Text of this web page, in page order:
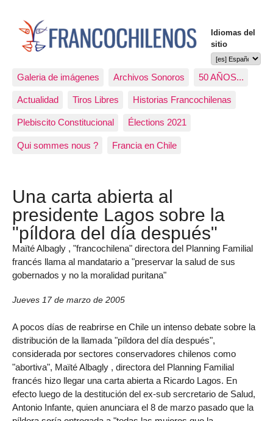
Idiomas del
sitio
Galeria de imágenes Archivos Sonoros 50 AÑOS...
Actualidad Tiros Libres Historias Francochilenas
Plebiscito Constitucional Élections 2021
Qui sommes nous ? Francia en Chile
Una carta abierta al
presidente Lagos sobre la
"píldora del día después"
Maïté Albagly , "francochilena" directora del Planning Familial
francés llama al mandatario a "preservar la salud de sus
gobernados y no la moralidad puritana"
Jueves 17 de marzo de 2005
A pocos días de reabrirse en Chile un intenso debate sobre la
distribución de la llamada "píldora del día después",
considerada por sectores conservadores chilenos como
"abortiva", Maïté Albagly , directora del Planning Familial
francés hizo llegar una carta abierta a Ricardo Lagos. En
efecto luego de la destitución del ex-sub sercretario de Salud,
Antonio Infante, quien anunciara el 8 de marzo pasado que la